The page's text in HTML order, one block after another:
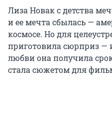
Лиза Новак с детства
и ее мечта сбылась —
космосе. Но для
приготовила сюрприз —
любви она получила
стала сюжетом для